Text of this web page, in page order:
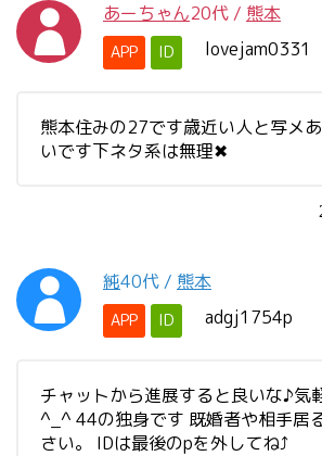
あーちゃん20代 / 熊本
APP ID lovejam0331
熊本住みの27です歳近い人と写メ
いです下ネタ系は無理✖︎
純40代 / 熊本
APP ID adgj1754p
チャットから進展すると良いな♪気
^_^ 44の独身です 既婚者や相手居
さい。 IDは最後のpを外してね⤴